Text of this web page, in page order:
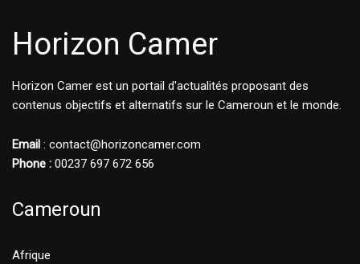
Horizon Camer
Horizon Camer est un portail d'actualités proposant des
contenus objectifs et alternatifs sur le Cameroun et le monde.
Email : contact@horizoncamer.com
Phone : 00237 697 672 656
Cameroun
Afrique